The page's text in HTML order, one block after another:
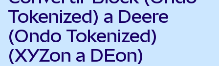
Tokenized) a Deere
(Ondo Tokenized)
(XYZon a DEon)